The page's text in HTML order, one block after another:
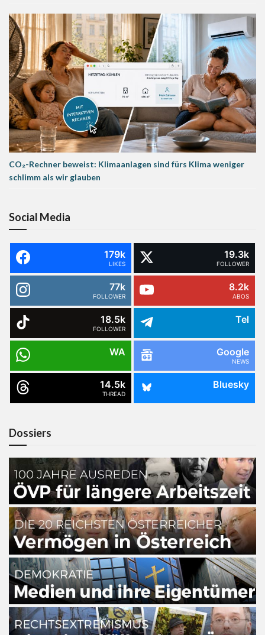
CO₂-Rechner beweist: Klimaanlagen sind fürs Klima weniger
schlimm als wir glauben
Social Media
179k
LIKES
19.3k
FOLLOWER
77k
FOLLOWER
8.2k
ABOS
18.5k
FOLLOWER
Tel
WA Google
NEWS
14.5k
THREAD
Bluesky
Dossiers